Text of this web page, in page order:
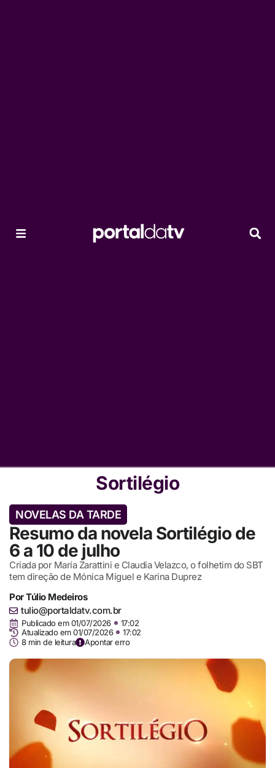
Sortilégio
NOVELAS DA TARDE
Resumo da novela Sortilégio de
6 a 10 de julho
Criada por María Zarattini e Claudia Velazco, o folhetim do SBT
tem direção de Mónica Miguel e Karina Duprez
PorTúlio Medeiros
tulio@portaldatv.com.br
Publicado em 01/07/2026
17:02
Atualizado em 01/07/2026
17:02
8 min de leitura
Apontar erro